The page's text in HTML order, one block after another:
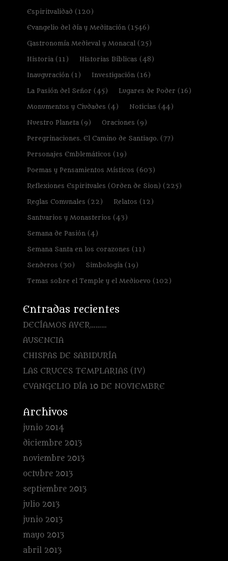
Espiritualidad (120)
Evangelio del día y Meditación(1546)
Gastronomía Medieval y Monacal(25)
Historia(11) Historias Bíblicas (48)
Inauguración(1) Investigación(16)
La Pasión del Señor (45) Lugares de Poder (16)
Monumentos y Ciudades (4) Noticias (44)
Nuestro Planeta(9) Oraciones (9)
Peregrinaciones. El Camino de Santiago.(77)
Personajes Emblemáticos (19)
Poemas y Pensamientos Místicos (603)
Reflexiones Espirituales (Orden de Sion) (225)
Reglas Comunales (22) Relatos (12)
Santuarios y Monasterios (43)
Semana de Pasión(4)
Semana Santa en los corazones (11)
Senderos (30) Simbología(19)
Temas sobre el Temple y el Medioevo (102)
Entradas recientes
DECÍAMOS AYER………
AUSENCIA
CHISPAS DE SABIDURÍA
LAS CRUCES TEMPLARIAS (IV)
EVANGELIO DÍA 10 DE NOVIEMBRE
Archivos
junio 2014
diciembre 2013
noviembre 2013
octubre 2013
septiembre 2013
julio 2013
junio 2013
mayo 2013
abril 2013